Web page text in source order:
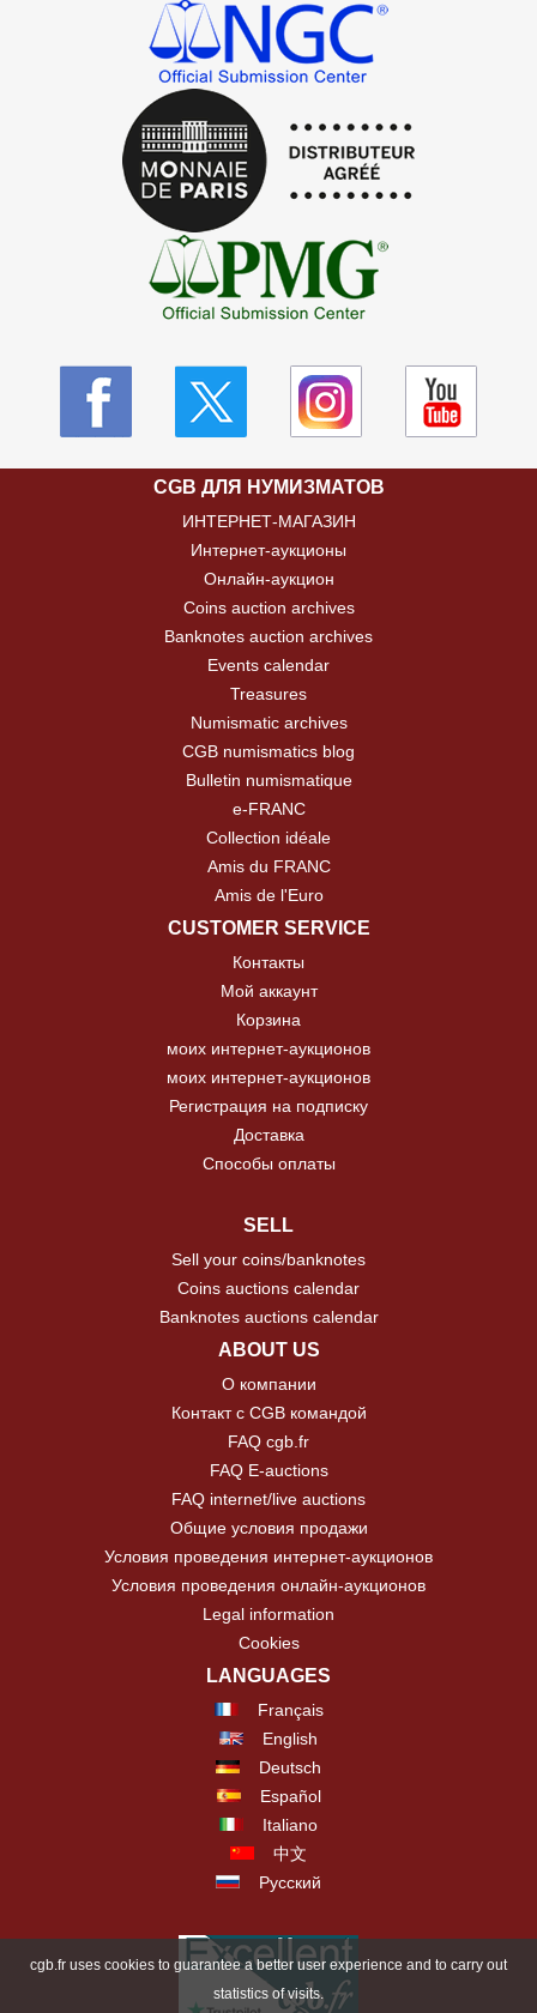
CGB ДЛЯ НУМИЗМАТОВ
ИНТЕРНЕТ-МАГАЗИН
Интернет-аукционы
Онлайн-аукцион
Coins auction archives
Banknotes auction archives
Events calendar
Treasures
Numismatic archives
CGB numismatics blog
Bulletin numismatique
e-FRANC
Collection idéale
Amis du FRANC
Amis de l'Euro
CUSTOMER SERVICE
Контакты
Мой аккаунт
Корзина
моих интернет-аукционов
моих интернет-аукционов
Регистрация на подписку
Доставка
Способы оплаты
SELL
Sell your coins/banknotes
Coins auctions calendar
Banknotes auctions calendar
ABOUT US
О компании
Контакт с CGB командой
FAQ cgb.fr
FAQ E-auctions
FAQ internet/live auctions
Общие условия продажи
Условия проведения интернет-аукционов
Условия проведения онлайн-аукционов
Legal information
Cookies
LANGUAGES
Français
English
Deutsch
Español
Italiano
中文
Русский
cgb.fr uses cookies to guarantee a better user experience and to carry out
statistics of visits.